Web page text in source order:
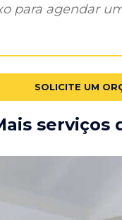
para agendar
SOLICITE UM
serviços